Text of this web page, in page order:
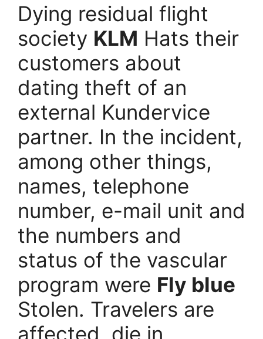
Dying residual flight
society KLM Hats their
customers about
dating theft of an
external Kundervice
partner. In the incident,
among other things,
names, telephone
number, e-mail unit and
the numbers and
status of the vascular
program were Fly blue
Stolen. Travelers are
affected, die in